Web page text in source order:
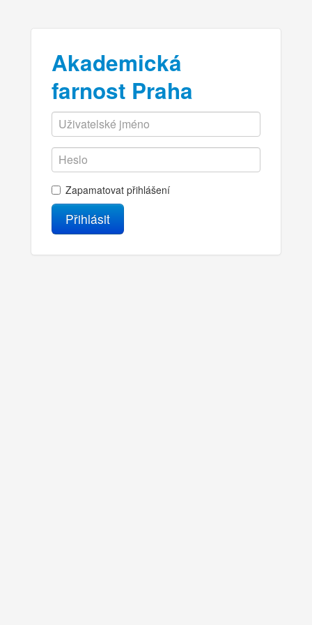
Akademická
farnost Praha
Zapamatovat přihlášení
Přihlásit